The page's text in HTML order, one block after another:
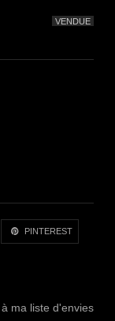
VENDUE
PINTEREST
ma liste d'envies